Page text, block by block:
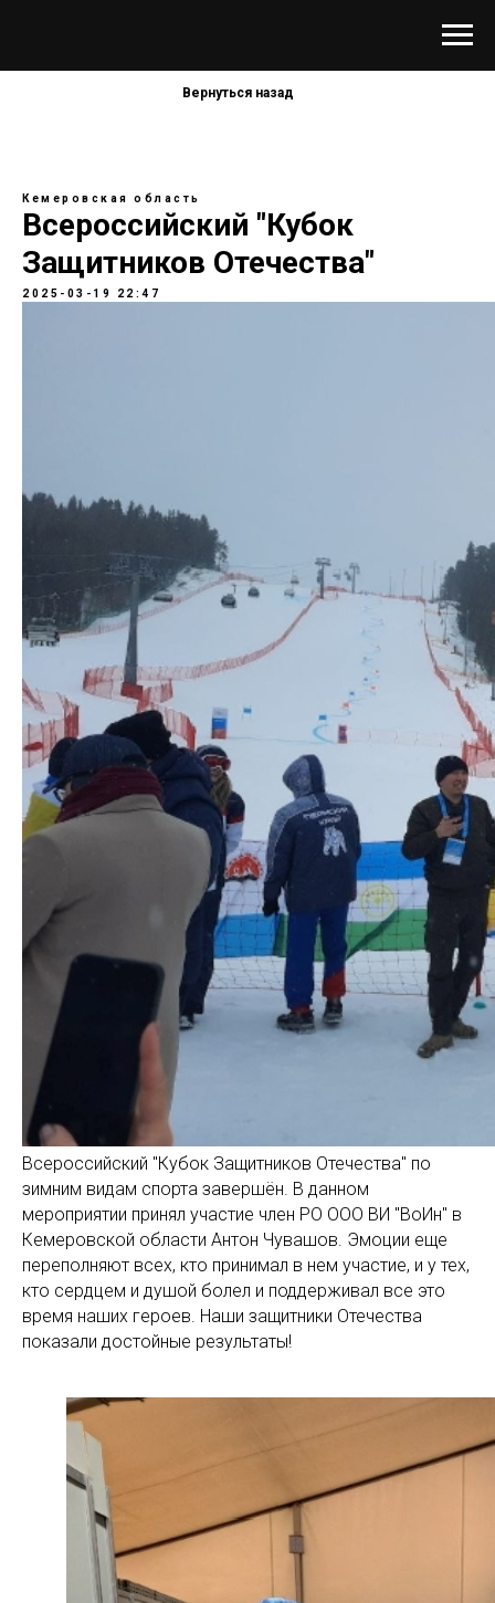
Вернуться назад
Кемеровская область
Всероссийский "Кубок
Защитников Отечества"
2025-03-19 22:47
Всероссийский "Кубок Защитников Отечества" по
зимним видам спорта завершён. В данном
мероприятии принял участие член РО ООО ВИ "ВоИн" в
Кемеровской области Антон Чувашов. Эмоции еще
переполняют всех, кто принимал в нем участие, и у тех,
кто сердцем и душой болел и поддерживал все это
время наших героев. Наши защитники Отечества
показали достойные результаты!